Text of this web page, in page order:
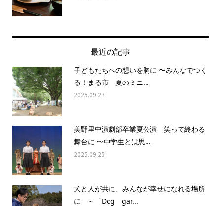
最近の記事
子どもたちへの想いを胸に 〜みんなでつく
る！まる市 夏のミニ...
2025.09.27
美野里中演劇部卒業夏公演 笑って終わる
舞台に 〜中学生とは思...
2025.09.25
犬と人が共に、みんなが幸せになれる場所
に ～「Dog gar...